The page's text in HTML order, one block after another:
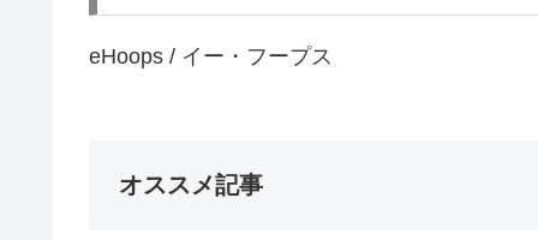
eHoops / イー・フープス
オススメ記事